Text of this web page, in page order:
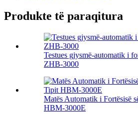
Produkte të paraqitura
Testues gjysmë-automatik i
ZHB-3000
Matës Automatik i Fortësisë
HBM-3000E